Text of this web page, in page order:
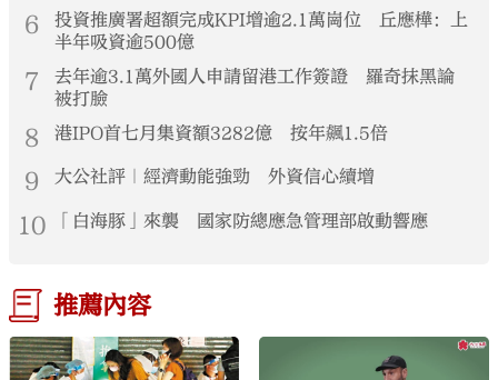
6
投資推廣署超額完成KPI增逾2.1萬崗位 丘應樺：上
半年吸資逾500億
7
去年逾3.1萬外國人申請留港工作簽證 羅奇抹黑論
被打臉
8 港IPO首七月集資額3282億 按年飆1.5倍
9 大公社評｜經濟動能強勁 外資信心續增
10 「白海豚」來襲 國家防總應急管理部啟動響應
推薦內容